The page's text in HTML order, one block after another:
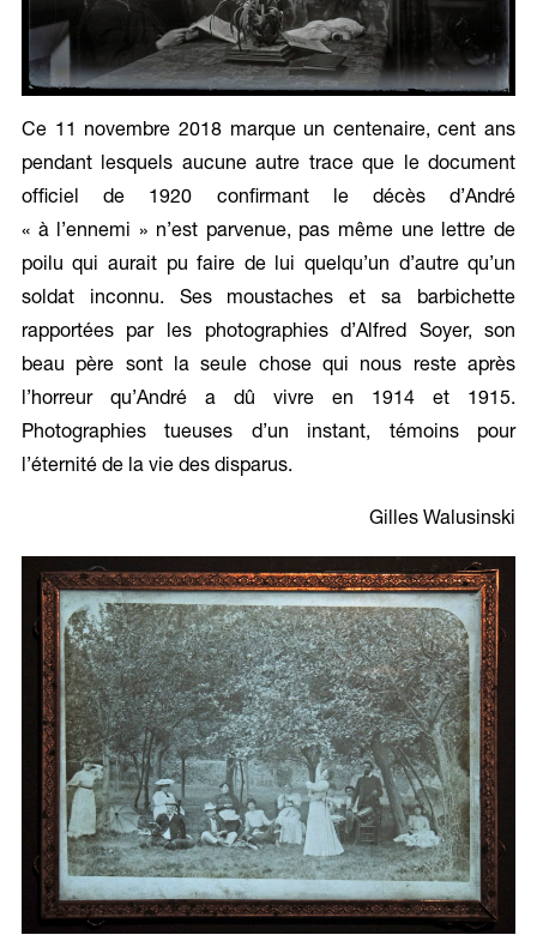
Ce 11 novembre 2018 marque un centenaire, cent ans
pendant lesquels aucune autre trace que le document
officiel de 1920 confirmant le décès d’André
« à l’ennemi » n’est parvenue, pas même une lettre de
poilu qui aurait pu faire de lui quelqu’un d’autre qu’un
soldat inconnu. Ses moustaches et sa barbichette
rapportées par les photographies d’Alfred Soyer, son
beau père sont la seule chose qui nous reste après
l’horreur qu’André a dû vivre en 1914 et 1915.
Photographies tueuses d’un instant, témoins pour
l’éternité de la vie des disparus.
Gilles Walusinski